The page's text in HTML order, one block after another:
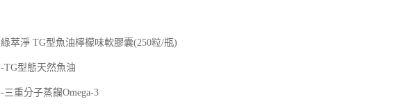
綠萃淨 TG型魚油檸檬味軟膠囊(250粒/瓶)
-TG型態天然魚油
-三重分子蒸餾Omega-3